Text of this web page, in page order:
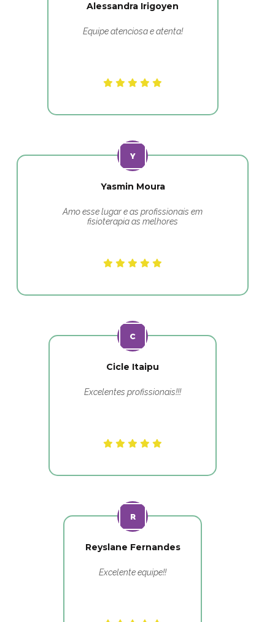
Alessandra Irigoyen
Equipe atenciosa e atenta!
Yasmin Moura
Amo esse lugar e as profissionais em
fisioterapia as melhores
Cicle Itaipu
Excelentes profissionais!!!
Reyslane Fernandes
Excelente equipe!!